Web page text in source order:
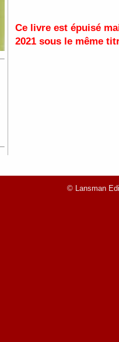
Ce livre est épuisé
2021 sous le même
© Lansman